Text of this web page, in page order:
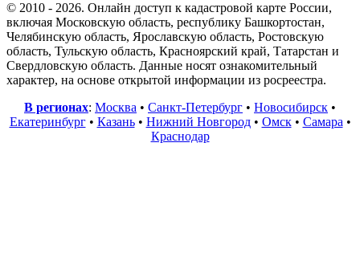
© 2010 - 2026. Онлайн доступ к кадастровой карте России,
включая Московскую область, республику Башкортостан,
Челябинскую область, Ярославскую область, Ростовскую
область, Тульскую область, Красноярский край, Татарстан и
Свердловскую область. Данные носят ознакомительный
характер, на основе открытой информации из росреестра.
В регионах: Москва • Санкт-Петербург • Новосибирск •
Екатеринбург• Казань• Нижний Новгород• Омск• Самара •
Краснодар